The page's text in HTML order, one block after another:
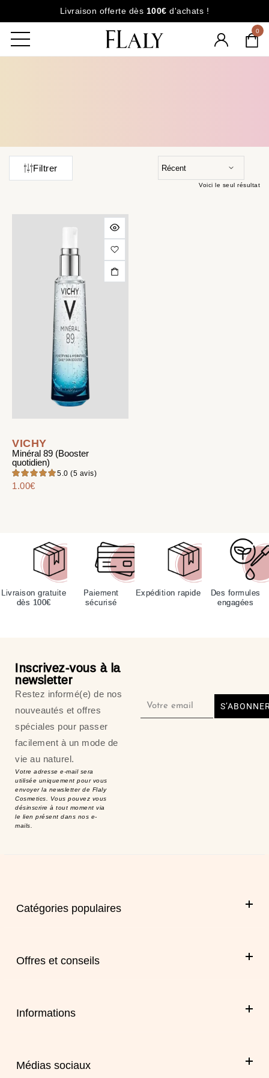
Livraison offerte dès 100€d'achats !
0
Filtrer
Voici le seul résultat
VICHY
Minéral 89 (Booster
quotidien)
Note5.00
5.0 (5 avis)
1.00€
Livraison gratuite
dès 100€
Paiement
sécurisé
Expédition rapide
Des formules
engagées
Inscrivez-vous à la
newsletter
Restez informé(e) de nos
nouveautés et offres
spéciales pour passer
facilement à un mode de
vie au naturel.
Votre adresse e-mail sera
utilisée uniquement pour vous
envoyer la newsletter de Flaly
Cosmetics. Vous pouvez vous
désinscrire à tout moment via
le lien présent dans nos e-
mails.
Catégories populaires
Offres et conseils
Informations
Médias sociaux